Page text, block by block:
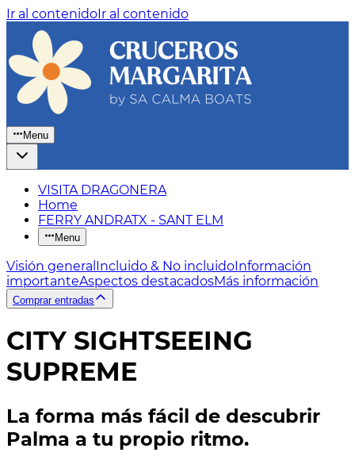
Ir al contenidoIr al contenido
Menu
VISITA DRAGONERA
Home
FERRY ANDRATX - SANT ELM
Menu
Visión general Incluido & No incluidoInformación
importanteAspectos destacadosMás información
Comprar entradas
CITY SIGHTSEEING
SUPREME
La forma más fácil de descubrir
Palma a tu propio ritmo.